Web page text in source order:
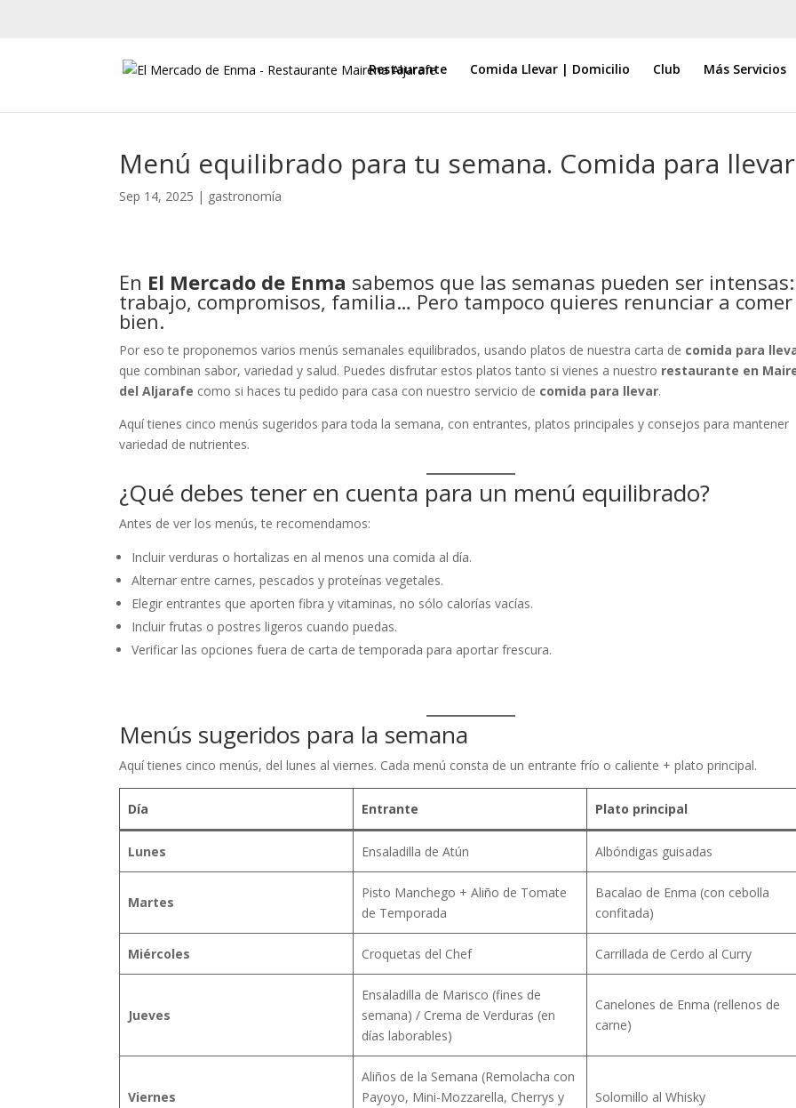
Restaurante Comida Llevar | Domicilio Club Más Servicios
Menú equilibrado para tu semana. Comida para
Sep 14, 2025 | gastronomía
En El Mercado de Enma sabemos que las semanas pueden ser intensas:
trabajo, compromisos, familia… Pero tampoco quieres renunciar a comer
bien.
Por eso te proponemos varios menús semanales equilibrados, usando platos de nuestra carta de comida para
que combinan sabor, variedad y salud. Puedes disfrutar estos platos tanto si vienes a nuestro restaurante en
del Aljarafe como si haces tu pedido para casa con nuestro servicio de comida para llevar.
Aquí tienes cinco menús sugeridos para toda la semana, con entrantes, platos principales y consejos para mantener
variedad de nutrientes.
¿Qué debes tener en cuenta para un menú equilibrado?
Antes de ver los menús, te recomendamos:
Incluir verduras o hortalizas en al menos una comida al día.
Alternar entre carnes, pescados y proteínas vegetales.
Elegir entrantes que aporten fibra y vitaminas, no sólo calorías vacías.
Incluir frutas o postres ligeros cuando puedas.
Verificar las opciones fuera de carta de temporada para aportar frescura.
Menús sugeridos para la semana
Aquí tienes cinco menús, del lunes al viernes. Cada menú consta de un entrante frío o caliente + plato principal.
Día Entrante Plato principal
Lunes Ensaladilla de Atún Albóndigas guisadas
Martes
Pisto Manchego + Aliño de Tomate
de Temporada
Bacalao de Enma (con cebolla
confitada)
Miércoles Croquetas del Chef Carrillada de Cerdo al Curry
Jueves
Ensaladilla de Marisco (fines de
semana) / Crema de Verduras (en
días laborables)
Canelones de Enma (rellenos de
carne)
Viernes
Aliños de la Semana (Remolacha con
Payoyo, Mini-Mozzarella, Cherrys y
Solomillo al Whisky